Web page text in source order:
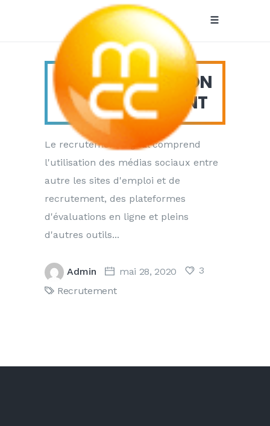
Digital Tag
LA DIGITALISATION
DU RECRUTEMENT
Le recrutement digital comprend
l'utilisation des médias sociaux entre
autre les sites d'emploi et de
recrutement, des plateformes
d'évaluations en ligne et pleins
d'autres outils
Admin mai 28, 2020
3
Recrutement